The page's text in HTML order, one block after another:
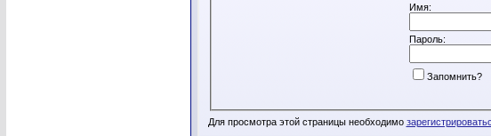
Имя:
Пароль:
Запомнить?
Для просмотра этой страницы необходимо